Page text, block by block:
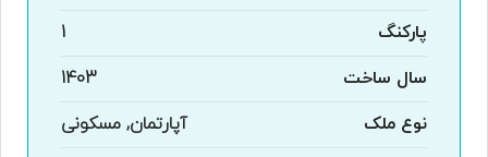
پارکنگ
1
سال ساخت
1403
نوع ملک
آپارتمان, مسکونی